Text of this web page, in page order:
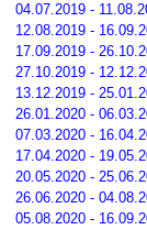
04.07.2019 -
12.08.2019 -
17.09.2019 -
27.10.2019 -
13.12.2019 -
26.01.2020 -
07.03.2020 -
17.04.2020 -
20.05.2020 -
26.06.2020 -
05.08.2020 -